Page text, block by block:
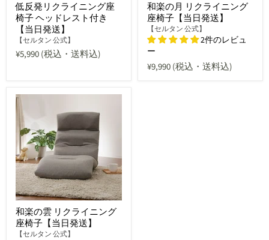
低反発リクライニング座
椅子 ヘッドレスト付き
【当日発送】
【セルタン 公式】
¥5,990(税込・送料込)
和楽の月 リクライニング
座椅子【当日発送】
【セルタン 公式】
2件のレビュ
ー
¥9,990(税込・送料込)
和楽の雲 リクライニング
座椅子【当日発送】
【セルタン 公式】